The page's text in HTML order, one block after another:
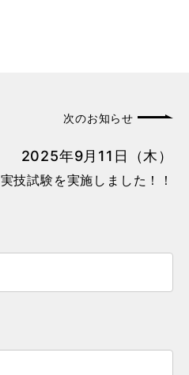
次のお知らせ
2025年9月11日（木）
実技試験を実施しました！！